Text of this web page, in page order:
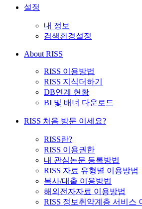
설정
내 정보
검색환경설정
About RISS
RISS 이용방법
RISS 지식더하기
DB연계 현황
BI 및 배너 다운로드
RISS 처음 방문 이세요?
RISS란?
RISS 이용권한
내 관심논문 등록방법
RISS 자료 유형별 이용방법
복사/대출 이용방법
해외전자자료 이용방법
RISS 정보취약계층 서비스